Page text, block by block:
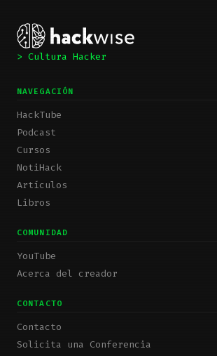
> Cultura Hacker
NAVEGACIÓN
HackTube
Podcast
Cursos
NotiHack
Artículos
Libros
COMUNIDAD
YouTube
Acerca del creador
CONTACTO
Contacto
Solicita una Conferencia